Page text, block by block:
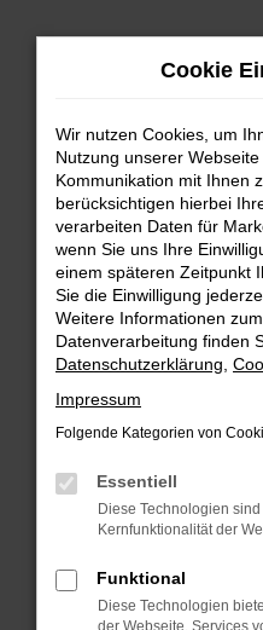
Zum
FEHLER:
Beim Laden ist ein
Hier sind ein paar Tipps,
Überprüfe deine
Internetverbindung.
Laden andere
Manche
verhindern.
anderen Browser
Cookie
Wir nutzen Cookies, um
Nutzung unserer
Kommunikation mit Ihnen
berücksichtigen hierbei
verarbeiten Daten für
wenn Sie uns Ihre
einem späteren Zeitpunkt
Sie die Einwilligung
Weitere Informationen
Datenverarbeitung finden
Datenschutzerklärung
Impressum
Folgende Kategorien von
Essentiell
Diese Technologien
Kernfunktionalität der
Funktional
Diese Technologien
der Webseite. Services